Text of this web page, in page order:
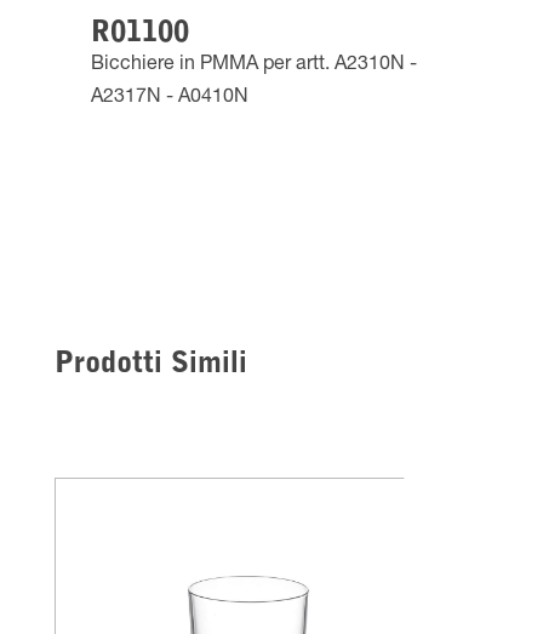
R01100
Bicchiere in PMMA per artt. A2310N -
A2317N - A0410N
Prodotti Simili